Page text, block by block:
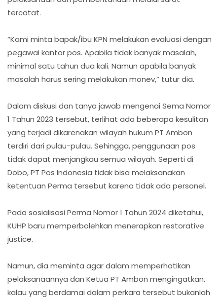
tercatat.
“Kami minta bapak/ibu KPN melakukan evaluasi dengan
pegawai kantor pos. Apabila tidak banyak masalah,
minimal satu tahun dua kali. Namun apabila banyak
masalah harus sering melakukan monev,” tutur dia.
Dalam diskusi dan tanya jawab mengenai Sema Nomor
1 Tahun 2023 tersebut, terlihat ada beberapa kesulitan
yang terjadi dikarenakan wilayah hukum PT Ambon
terdiri dari pulau-pulau. Sehingga, penggunaan pos
tidak dapat menjangkau semua wilayah. Seperti di
Dobo, PT Pos Indonesia tidak bisa melaksanakan
ketentuan Perma tersebut karena tidak ada personel.
Pada sosialisasi Perma Nomor 1 Tahun 2024 diketahui,
KUHP baru memperbolehkan menerapkan restorative
justice.
Namun, dia meminta agar dalam memperhatikan
pelaksanaannya dan Ketua PT Ambon mengingatkan,
kalau yang berdamai dalam perkara tersebut bukanlah